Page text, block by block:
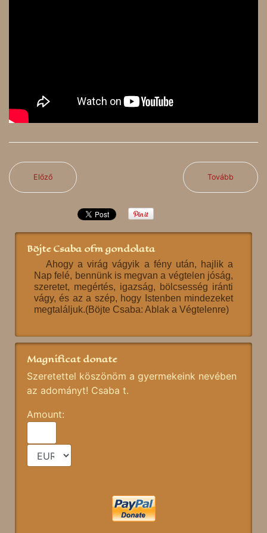
Előző Tovább
Böjte Csaba ofm gondolata
Ahogy a virág vágyik a fény után, hajlik a
Nap felé, bennünk is megvan a végtelen jóság,
szeretet, megértés, igazság, bölcsesség iránti
vágy, és az a szép, hogy Istenben mindezeket
megtaláljuk.(Böjte Csaba: Ablak a Végtelenre)
Magnificat donate
Szeretettel köszönöm a gyermekeink nevében
az adományt! Csaba t.
Amount: